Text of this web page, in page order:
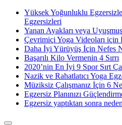
Yüksek Yoğunluklu
Egzersizleri
Yanan Ayakları veya
Çevrimiçi Yoga Videoları için
Daha İyi Yürüyüş İçin Nefes
Başarılı Kilo Vermenin 4 Sırrı
2020’nin En İyi 9 Spor Sırt
Nazik ve Rahatlatıcı Yoga
Müziksiz Çalışmanız İçin 6
Egzersiz Planınızı
Egzersiz yaptıktan sonra